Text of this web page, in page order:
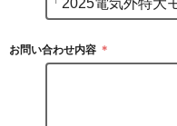
お問い合わせ内容 ＊